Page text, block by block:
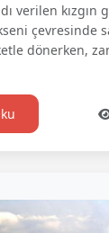
verilen kızgın
çevresinde
dönerken,